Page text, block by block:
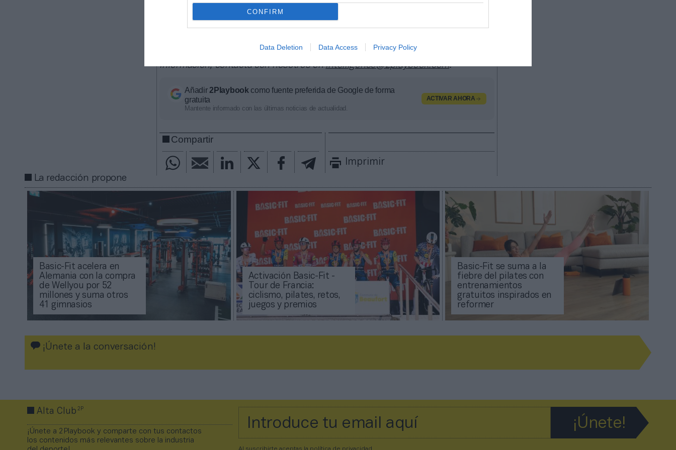
CONFIRM
Data Deletion Data Access Privacy Policy
2Playbook, cuya plataforma de datos monitoriza más de 34.000 contratos de
patrocinio, de los que 25.000 corresponden al mercado español y más de
8.000 a propiedades deportivas y competiciones internacionales,
segmentados por competición, tipología de activos, marcas, categorías de
producto y valor económico aproximado de cada acuerdo. Si quieres más
información, contacta con nosotros enintelligence@2playbook.com.
Añadir2Playbook como fuente preferida de Google de forma
gratuita
Mantente informado con las últimas noticias de actualidad.
ACTIVAR AHORA
Compartir
Imprimir
La redacción propone
Basic-Fit acelera en
Alemania con la compra
de Wellyou por 52
millones y suma otros
41 gimnasios
Activación Basic-Fit -
Tour de Francia:
ciclismo, pilates, retos,
juegos y premios
Basic-Fit se suma a la
fiebre del pilates con
entrenamientos
gratuitos inspirados en
reformer
¡Únete a la conversación!
Alta Club2P
¡Únete a 2Playbook y comparte con tus contactos
los contenidos más relevantes sobre la industria
Al suscribirte aceptas la política de privacidad